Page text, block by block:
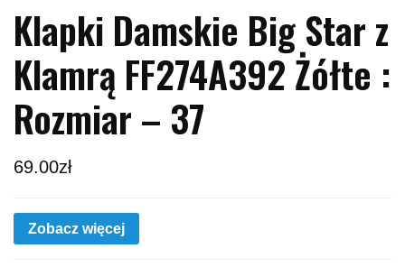
Klapki Damskie Big Star z
Klamrą FF274A392 Żółte :
Rozmiar – 37
69.00zł
Zobacz więcej